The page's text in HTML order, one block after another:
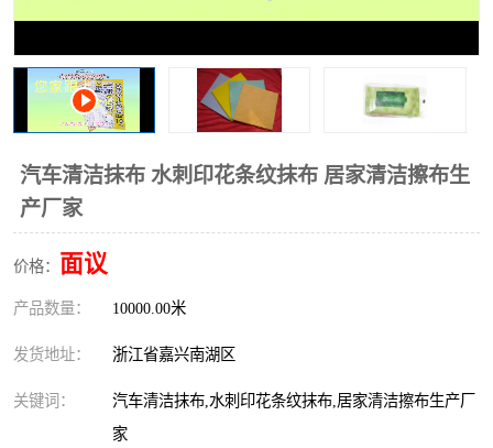
汽车清洁抹布 水刺印花条纹抹布 居家清洁擦布生
产厂家
价格： 面议
产品数量： 10000.00米
发货地址： 浙江省嘉兴南湖区
关键词：
汽车清洁抹布,水刺印花条纹抹布,居家清洁擦布生产厂
家